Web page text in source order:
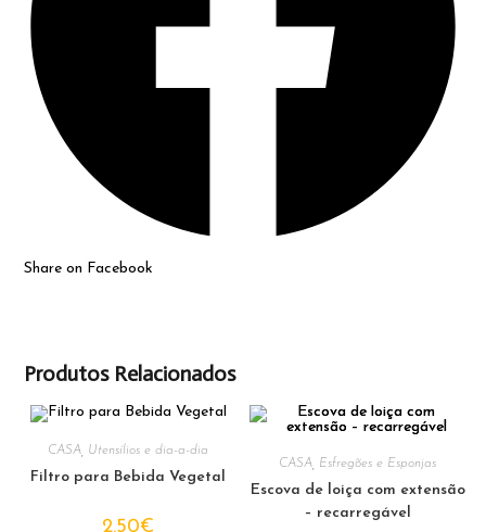
Share on Facebook
Produtos Relacionados
CASA Utensílios e dia-a-dia
Filtro para Bebida Vegetal
2.50€
CASA Esfregões e Esponjas
Escova de loiça com extensão
– recarregável